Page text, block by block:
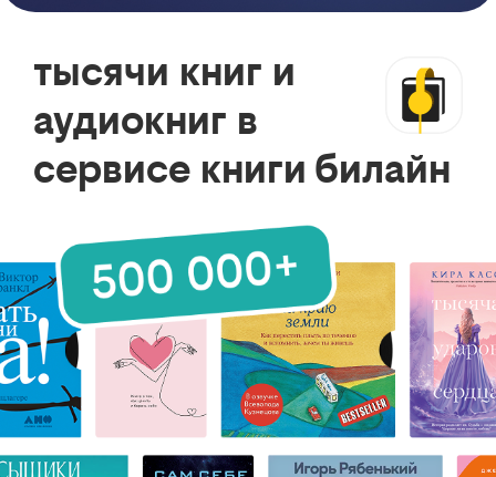
тысячи книг и
аудиокниг в
сервисе книги билайн